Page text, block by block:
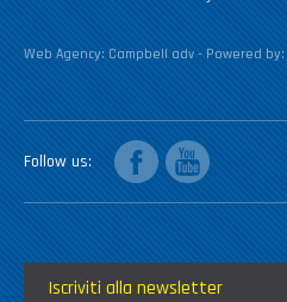
Web Agency: Campbell adv - Powered by:
Follow us
facebookyoutube
Iscriviti alla newsletter